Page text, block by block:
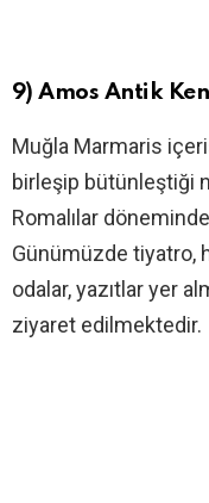
9) Amos Antik
Muğla Marmaris
birleşip bütünleştiği
Romalılar
Günümüzde tiyatro,
odalar, yazıtlar yer
ziyaret edilmektedir.